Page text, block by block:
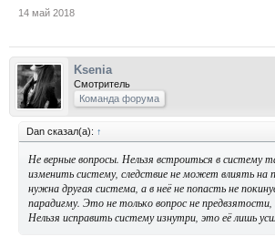
14 май 2018
Ksenia
Смотритель
Команда форума
Dan сказал(а): ↑
Не верные вопросы. Нельзя встроиться в систему
изменить систему, следствие не может влиять на
нужна другая система, а в неё не попасть не
парадигму. Это не только вопрос не предвзятости,
Нельзя исправить систему изнутри, это её лишь